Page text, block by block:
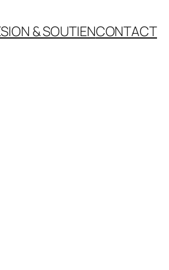
& SOUTIENCONTACT